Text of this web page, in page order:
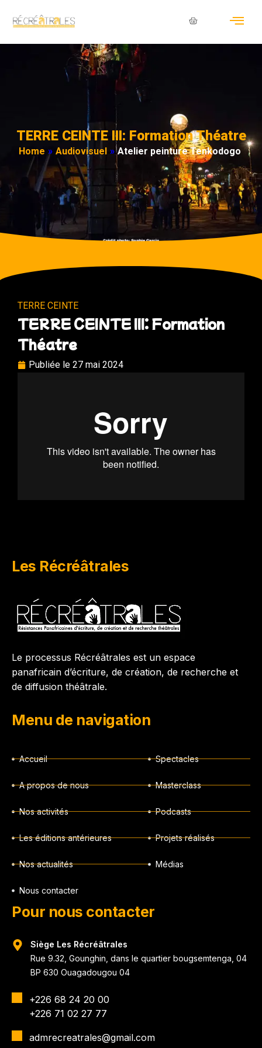
TERRE CEINTE III: Formation Théatre
Home » Audiovisuel » Atelier peinture Tenkodogo
TERRE CEINTE
TERRE CEINTE III: Formation
Théatre
Publiée le 27 mai 2024
PRÉCÉDENT
TERRE CEINTE III: Photo training
SUIVANT
Les Récréâtrales
Le processus Récréâtrales est un espace
panafricain d’écriture, de création, de recherche et
de diffusion théâtrale.
Menu de navigation
Accueil
A propos de nous
Nos activités
Les éditions antérieures
Nos actualités
Nous contacter
Spectacles
Masterclass
Podcasts
Projets réalisés
Médias
Pour nous contacter
Siège Les Récréâtrales
Rue 9.32, Gounghin, dans le quartier bougsemtenga, 04
BP 630 Ouagadougou 04
+226 68 24 20 00
+226 71 02 27 77
admrecreatrales@gmail.com